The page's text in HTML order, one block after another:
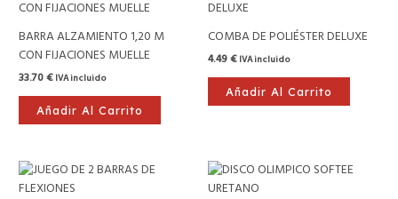
BARRA ALZAMIENTO 1,20 M
CON FIJACIONES MUELLE
33.70€ IVA incluido
Añadir Al Carrito
COMBA DE POLIÉSTER DELUXE
4.49€ IVA incluido
Añadir Al Carrito
Rango